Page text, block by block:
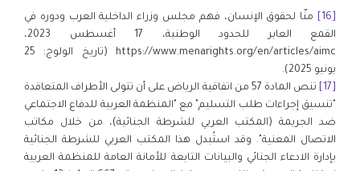
[16]
منّا لحقوق الإنسان، فهم مجلس وزراء الداخلية العرب ودوره في
القمع العابر للحدود الوطنية، 17 أغسطس 2023،
https://www.menarights.org/en/articles/aimc (تاريخ الولوج: 25
يونيو 2025).
[17]
تنص المادة 57 من اتفاقية الرياض على أن تتولى الأطراف المتعاقدة
"تنسيق إجراءات طلب التسليم" مع "المنظمة العربية للدفاع الاجتماعي
ضد الجريمة (المكتب العربي للشرطة الجنائية)، من خلال مكاتب
الاتصال المعنية". وقد استُبدل هذا المكتب العربي للشرطة الجنائية
بإدارة الادعاء الجنائي والبيانات التابعة للأمانة العامة للمنظمة العربية